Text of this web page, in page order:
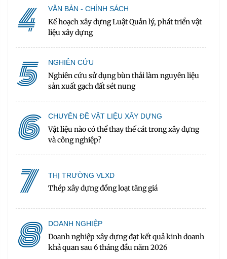
4 VĂN BẢN - CHÍNH SÁCH
Kế hoạch xây dựng Luật Quản lý, phát triển vật
liệu xây dựng
5 NGHIÊN CỨU
Nghiên cứu sử dụng bùn thải làm nguyên liệu
sản xuất gạch đất sét nung
6 CHUYÊN ĐỀ VẬT LIỆU XÂY DỰNG
Vật liệu nào có thể thay thế cát trong xây dựng
và công nghiệp?
7 THỊ TRƯỜNG VLXD
Thép xây dựng đồng loạt tăng giá
8 DOANH NGHIỆP
Doanh nghiệp xây dựng đạt kết quả kinh doanh
khả quan sau 6 tháng đầu năm 2026